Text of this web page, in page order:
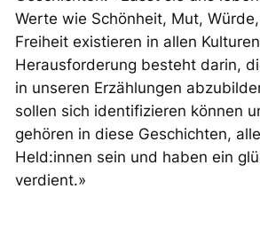
Werte wie Schönheit, Mut,
Freiheit existieren in allen
Herausforderung besteht darin,
in unseren Erzählungen
sollen sich identifizieren können
gehören in diese Geschichten,
Held:innen sein und haben ein
verdient.»